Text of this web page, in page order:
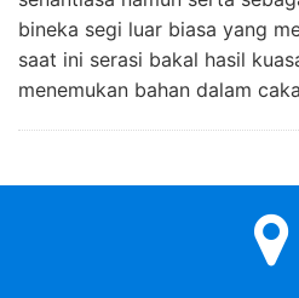
bineka segi luar biasa yang
saat ini serasi bakal hasil
menemukan bahan dalam